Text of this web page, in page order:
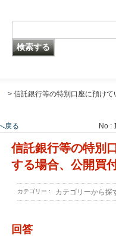
> 信託銀行等の特別口座に預け
戻る No :
信託銀行等の特別
する場合、公開買
カテゴリー : カテゴリーから探
回答